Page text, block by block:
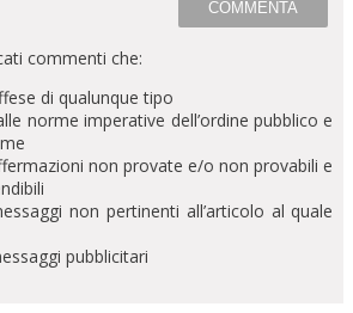
commenti che:
di qualunque tipo
norme imperative dell’ordine pubblico e
non provate e/o non provabili e
non pertinenti all’articolo al quale
pubblicitari